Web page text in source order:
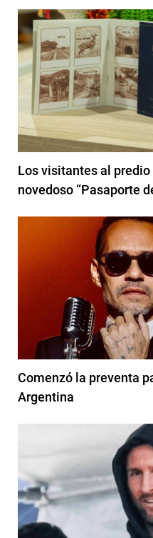
Los visitantes al predio
novedoso “Pasaporte
Comenzó la preventa
Argentina